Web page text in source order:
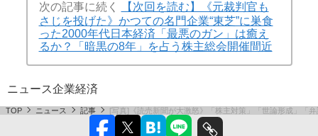
次の記事に続く
【次回を読む】《元裁判官も
さじを投げた》かつての名門企業“東芝”に巣食
った2000年代日本経済「最悪のガン」は癒え
るか？「暗黒の8年」を占う株主総会開催間近
ニュース企業経済
TOP ニュース 記事 [写真]《読売新聞が大激怒》「株主対策」「世論形成」「